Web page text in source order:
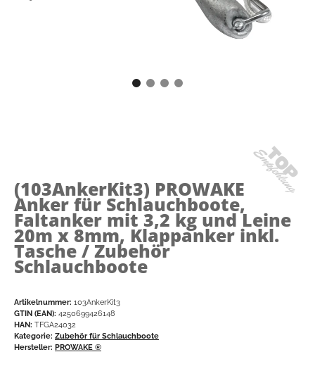
(103AnkerKit3) PROWAKE
Anker für Schlauchboote,
Faltanker mit 3,2 kg und Leine
20m x 8mm, Klappanker inkl.
Tasche / Zubehör
Schlauchboote
Artikelnummer: 103AnkerKit3
GTIN (EAN): 4250699426148
HAN: TFGA24032
Kategorie: Zubehör für Schlauchboote
Hersteller: PROWAKE ®